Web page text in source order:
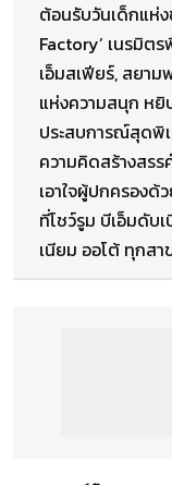
ต้อนรับวันเด็กแห่
Factory’ เนรมิต
เอ็มสเฟียร์, สยาม
แห่งความสนุก ห
ประสบการณ์สุดพิ
ความคิดสร้างสรร
เอาใจผู้ปกครอง
ที่โชว์รูม บีเอ็มดับ
เนียม ออโต้ ทุกสา